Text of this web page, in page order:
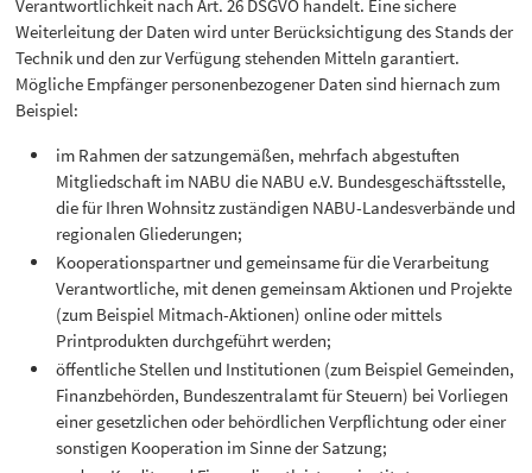
Verantwortlichkeit nach Art. 26 DSGVO handelt. Eine sichere
Weiterleitung der Daten wird unter Berücksichtigung des Stands der
Technik und den zur Verfügung stehenden Mitteln garantiert.
Mögliche Empfänger personenbezogener Daten sind hiernach zum
Beispiel:
im Rahmen der satzungemäßen, mehrfach abgestuften
Mitgliedschaft im NABU die NABU e.V. Bundesgeschäftsstelle,
die für Ihren Wohnsitz zuständigen NABU-Landesverbände und
regionalen Gliederungen;
Kooperationspartner und gemeinsame für die Verarbeitung
Verantwortliche, mit denen gemeinsam Aktionen und Projekte
(zum Beispiel Mitmach-Aktionen) online oder mittels
Printprodukten durchgeführt werden;
öffentliche Stellen und Institutionen (zum Beispiel Gemeinden,
Finanzbehörden, Bundeszentralamt für Steuern) bei Vorliegen
einer gesetzlichen oder behördlichen Verpflichtung oder einer
sonstigen Kooperation im Sinne der Satzung;